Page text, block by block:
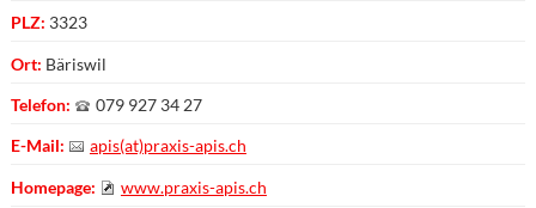
PLZ: 3323
Ort: Bäriswil
Telefon: 079 927 34 27
E-Mail: apis(at)praxis-apis.ch
Homepage: www.praxis-apis.ch